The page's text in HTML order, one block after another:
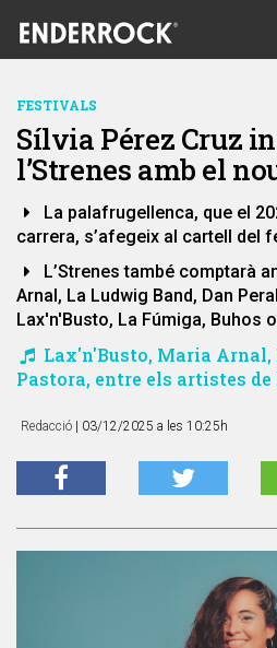
FESTIVALS
Sílvia Pérez Cruz
l’Strenes amb el
La palafrugellenca, que el
carrera, s’afegeix al cartell del
L’Strenes també comptarà
Arnal, La Ludwig Band, Dan
Lax'n'Busto, La Fúmiga, Buhos
Lax'n'Busto, Maria Arnal,
Pastora, entre els artistes de
Redacció | 03/12/2025 a les 10:25h